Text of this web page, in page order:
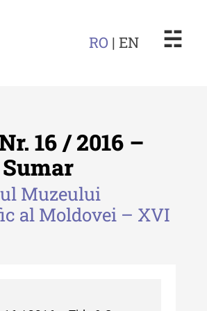
RO | EN ☵
istorice"
istorice" - XLIV
16 / 2016 –
Muzeului
al Moldovei – XVI